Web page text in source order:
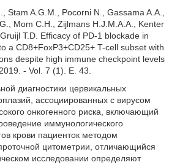
Stam A.G.M., Pocorni N., Gassama A.A.,
Mom C.H., Zijlmans H.J.M.A.A., Kenter
T.D. Efficacy of PD-1 blockade in
a CD8+FoxP3+CD25+ T-cell subset with
despite high immune checkpoint levels
- Vol. 7 (1). E. 43.
диагностики цервикальных
ассоциированных с вирусом
онкогенного риска, включающий
иммунологического
крови пациенток методом
цитометрии, отличающийся
исследовании определяют